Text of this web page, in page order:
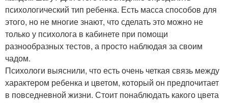
психологический тип ребенка. Есть масса способов для
этого, но не многие знают, что сделать это можно не
только у психолога в кабинете при помощи
разнообразных тестов, а просто наблюдая за своим
чадом.
Психологи выяснили, что есть очень четкая связь между
характером ребенка и цветом, который он предпочитает
в повседневной жизни. Стоит понаблюдать какого цвета